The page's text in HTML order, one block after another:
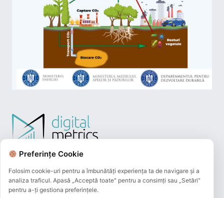
Preferințe Cookie
Folosim cookie-uri pentru a îmbunătăți experiența ta de navigare și a
analiza traficul. Apasă „Acceptă toate" pentru a consimți sau „Setări"
pentru a-ți gestiona preferințele.